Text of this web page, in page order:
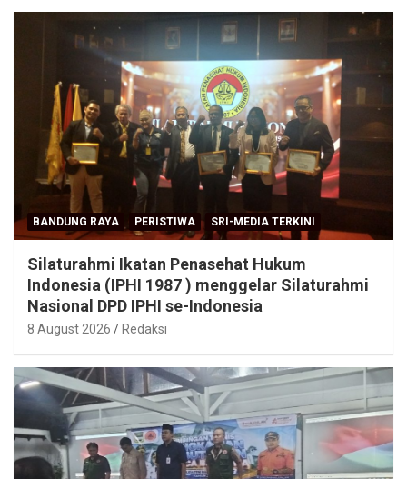
BANDUNG RAYA PERISTIWA SRI-MEDIA TERKINI
Silaturahmi Ikatan Penasehat Hukum
Indonesia (IPHI 1987 ) menggelar Silaturahmi
Nasional DPD IPHI se-Indonesia
8 August 2026 Redaksi